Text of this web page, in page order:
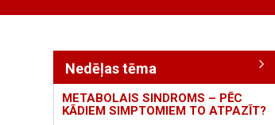
Nedēļas tēma
METABOLAIS SINDROMS – PĒC
KĀDIEM SIMPTOMIEM TO ATPAZĪT?